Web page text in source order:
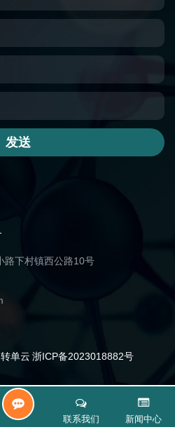
发送
路下村镇西公路10号
浙ICP备2023018882号
新闻中心
联系我们